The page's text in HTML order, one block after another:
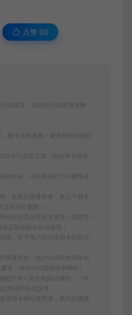
点赞 (0)
法接受，请勿访问或使用本网
顾不支持退换！避免纠纷耽误时
供学习交流之用。切勿用于商业
知本站，本站将及时予与删除并
，版权归原著所有，禁止下载本
内自行删除！
站的日常运营开支所需！若您需
正版授权并合法使用！
规，对于用户违法使用本站非法
原著所有，用户访问和使用本站
守，请勿访问或使用本网站！
犯中华人民共和国法律的，一切
经进行告知义务。
使用本网站资料者，视为自愿接